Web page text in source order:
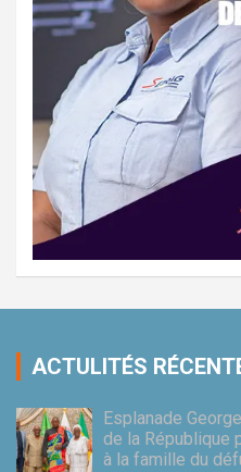
ACTULITÉS
Esplanade
de la République
à la famille du